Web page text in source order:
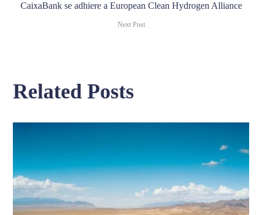
CaixaBank se adhiere a European Clean Hydrogen Alliance
Next Post
Related Posts